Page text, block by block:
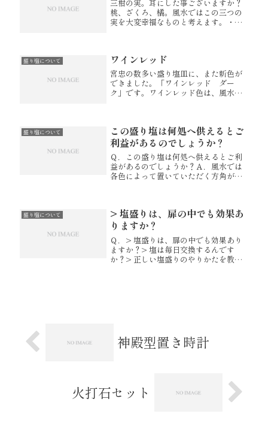
三柑の実。耳にした事ございますか？
桃、ざくろ、橘。風水ではこの三つの
実を大変幸福なものと考えます。・
では、この三柑の絵をつけて盛り塩用
のお...
盛り塩について ワインレッド
宮忠の数多い盛り塩皿に、また新色が
できました。「ワインレッド ダー
ク」です。ワインレッド色は、風水に
信作でございます。今回、さらに深い
色を...
盛り塩について
この盛り塩は何処へ供えるとご
利益があるのでしょうか？
Ｑ．この盛り塩は何処へ供えるとご利
益があるのでしょうか？Ａ．風水では
各色によって置いていただく方角がご
色風水・色風水説明書.pdf...
盛り塩について
> 塩盛りは、扉の中でも効果あ
りますか？
Ｑ．> 塩盛りは、扉の中でも効果あり
ますか？> 塩は毎日交換するんです
か？> 正しい塩盛りのやりかたを教え
神殿型置き時計
火打石セット